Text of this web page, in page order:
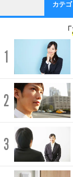
カテ
「
1
2
3